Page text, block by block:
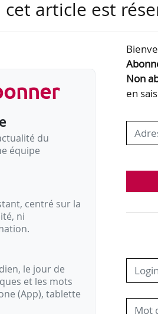
de référence prévu par la loi
des Régions.
cet article est
du
équipe
centré sur la
ni
le jour de
et les mots
(App), tablette
Non
en